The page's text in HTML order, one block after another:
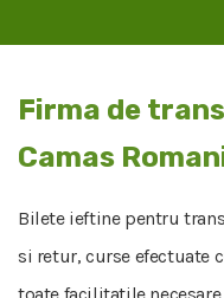
Firma de
Camas
Bilete ieftine pentru
si retur, curse efectuate
toate facilitatile